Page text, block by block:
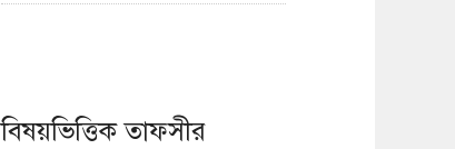
বিষয়ভিত্তিক তাফসীর